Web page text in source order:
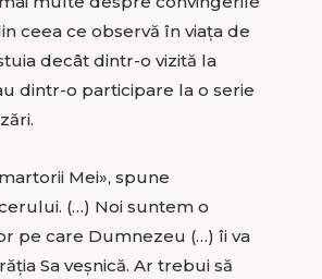
ceea ce observă în viaţa de
decât dintr-o vizită la
dintr-o participare la o serie
Mei», spune
(…) Noi suntem o
pe care Dumnezeu (…) îi va
Sa veşnică. Ar trebui să